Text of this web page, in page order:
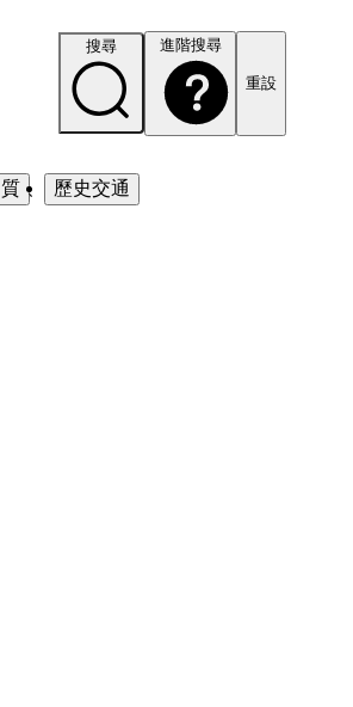
搜尋 進階搜尋
重設
、 歷史交通